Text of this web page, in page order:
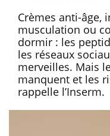
Crèmes anti-âge,
musculation ou
dormir : les
les réseaux
merveilles. Mais
manquent et les
rappelle l’Inserm.